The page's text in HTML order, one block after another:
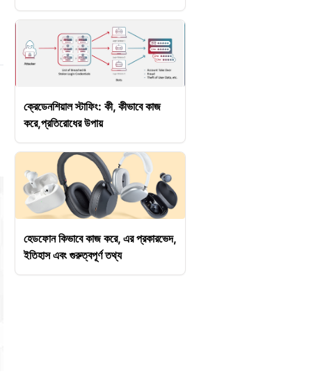
ক্রেডেনশিয়াল স্টাফিং: কী, কীভাবে কাজ
করে,প্রতিরোধের উপায়
হেডফোন কিভাবে কাজ করে, এর প্রকারভেদ,
ইতিহাস এবং গুরুত্বপূর্ণ তথ্য